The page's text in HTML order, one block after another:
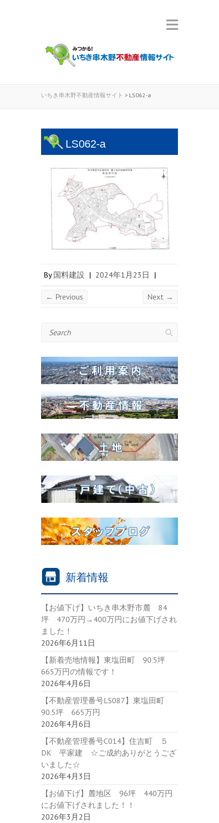
いちき串木野不動産情報サイト > LS062-a
LS062-a
By国料建設 | 2024年1月23日 |
← Previous Next →
Search
新着情報
【お値下げ】いちき串木野市麓 84
坪 470万円→400万円にお値下げされ
ました！
2026年6月11日
【新着売地情報】東塩田町 90.5坪
665万円の情報です！
2026年4月6日
【不動産管理番号LS087】東塩田町
90.5坪 665万円
2026年4月6日
【不動産管理番号C014】住吉町 ５
DK 平家建 ☆ご成約ありがとうござ
いました☆
2026年4月3日
【お値下げ】麓地区 96坪 440万円
にお値下げされました！！
2026年3月2日